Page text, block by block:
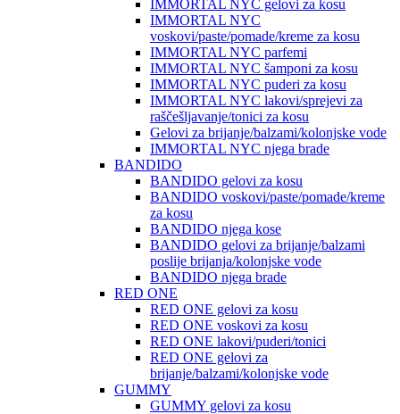
IMMORTAL NYC gelovi za kosu
IMMORTAL NYC
voskovi/paste/pomade/kreme za kosu
IMMORTAL NYC parfemi
IMMORTAL NYC šamponi za kosu
IMMORTAL NYC puderi za kosu
IMMORTAL NYC lakovi/sprejevi za
raščešljavanje/tonici za kosu
Gelovi za brijanje/balzami/kolonjske vode
IMMORTAL NYC njega brade
BANDIDO
BANDIDO gelovi za kosu
BANDIDO voskovi/paste/pomade/kreme
za kosu
BANDIDO njega kose
BANDIDO gelovi za brijanje/balzami
poslije brijanja/kolonjske vode
BANDIDO njega brade
RED ONE
RED ONE gelovi za kosu
RED ONE voskovi za kosu
RED ONE lakovi/puderi/tonici
RED ONE gelovi za
brijanje/balzami/kolonjske vode
GUMMY
GUMMY gelovi za kosu